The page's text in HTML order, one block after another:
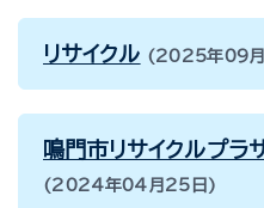
リサイクル 2025年09
鳴門市リサイクルプ
2024年04月25日